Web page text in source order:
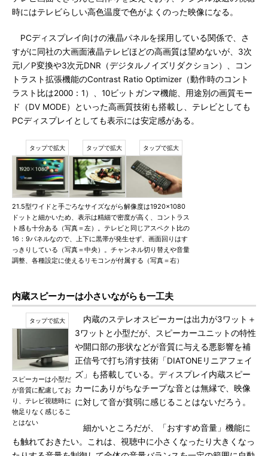
時にはテレビらしい高色温度で色がよくのった映像になる。
PCディスプレイ向けの液晶パネルを採用している関係で、さ
すがに同社の大画面液晶テレビほどの高画質は望めないが、3次
元I／P変換や3次元DNR（デジタルノイズリダクション）、コン
トラスト拡張機能のContrast Ratio Optimizer（動作時のコント
ラスト比は2000：1）、10ビットガンマ機能、用途別の画質モー
ド（DV MODE）といった高画質技術も搭載し、テレビとしても
PCディスプレイとしても表示には安定感がある。
21.5型ワイドと手ごろなサイズながら解像度は1920×1080
ドットと細かいため、表示は精細で密度が高く、コントラス
ト感も十分ある（写真＝左）。テレビと同じアスペクト比の
16：9パネルなので、上下に黒帯が発生せず、画面回りはす
っきりしている（写真＝中央）。チャンネル切り替えや音量
調整、各種設定に使えるリモコンが付属する（写真＝右）
内蔵スピーカーは小さいながらも一工夫
スピーカーは小型だ
が音質に配慮してお
り、テレビ視聴時に
物足りなく感じるこ
とはない
内蔵のステレオスピーカーは出力が3ワット＋
3ワットと小型だが、スピーカーユニットの特性
や開口部の形状などが音質に与える悪影響を補
正信号で打ち消す技術「DIATONEリニアフェイ
ズ」も搭載している。ディスプレイ内蔵スピー
カーにありがちなチープな音とは無縁で、映像
に対して音が貧弱に感じることはないだろう。
細かいところだが、「おすすめ音量」機能に
も触れておきたい。これは、視聴中に小さくなったり大きくなっ